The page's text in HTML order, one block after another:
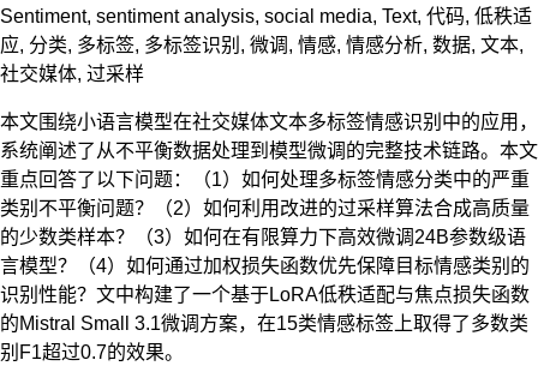
Sentiment, sentiment analysis, social media, Text, 代码, 低秩适
应, 分类, 多标签, 多标签识别 , 微调 , 情感, 情感分析, 数据, 文本,
社交媒体, 过采样
本文围绕小语言模型在社交媒体文本多标签情感识别中的应用，
系统阐述了从不平衡数据处理到模型微调的完整技术链路。本文
重点回答了以下问题：（1）如何处理多标签情感分类中的严重
类别不平衡问题？（2）如何利用改进的过采样算法合成高质量
的少数类样本？（3）如何在有限算力下高效微调24B参数级语
言模型？（4）如何通过加权损失函数优先保障目标情感类别的
识别性能？文中构建了一个基于LoRA低秩适配与焦点损失函数
的Mistral Small 3.1微调方案，在15类情感标签上取得了多数类
别F1超过0.7的效果。